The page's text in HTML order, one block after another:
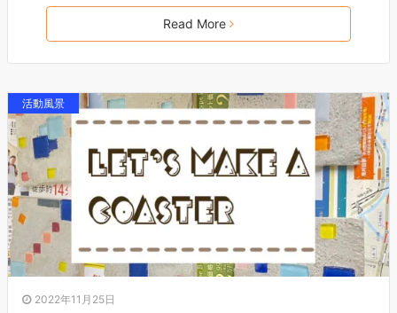
Read More
活動風景
2022年11月25日